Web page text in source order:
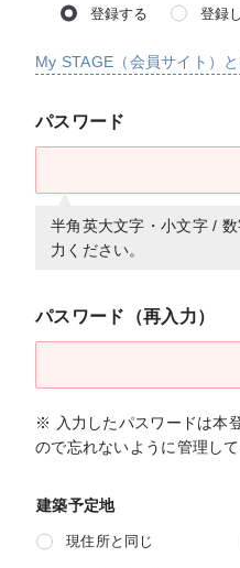
登録する 登録
My STAGE（会員サイト）
パスワード
半角英大文字・小文字 /
力ください。
パスワード（再入力）
※ 入力したパスワードは本
ので忘れないように管理して
建築予定地
現住所と同じ